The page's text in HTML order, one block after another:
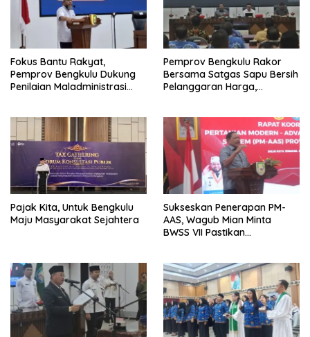
Fokus Bantu Rakyat,
Pemprov Bengkulu Dukung
Penilaian Maladministrasi
Pemprov Bengkulu Rakor
Bersama Satgas Sapu Bersih
Pelanggaran Harga,
Masih Jadi Sorotan
Pajak Kita, Untuk Bengkulu
Maju Masyarakat Sejahtera
Sukseskan Penerapan PM-
AAS, Wagub Mian Minta
BWSS VII Pastikan